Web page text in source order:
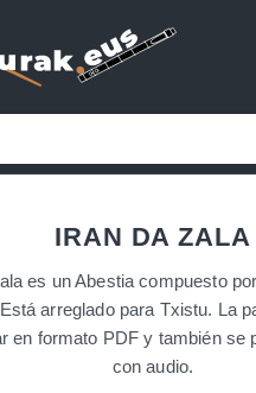
IRAN DA ZALA
es un Abestia compuesto
arreglado para Txistu. La
en formato PDF y también se
con audio.